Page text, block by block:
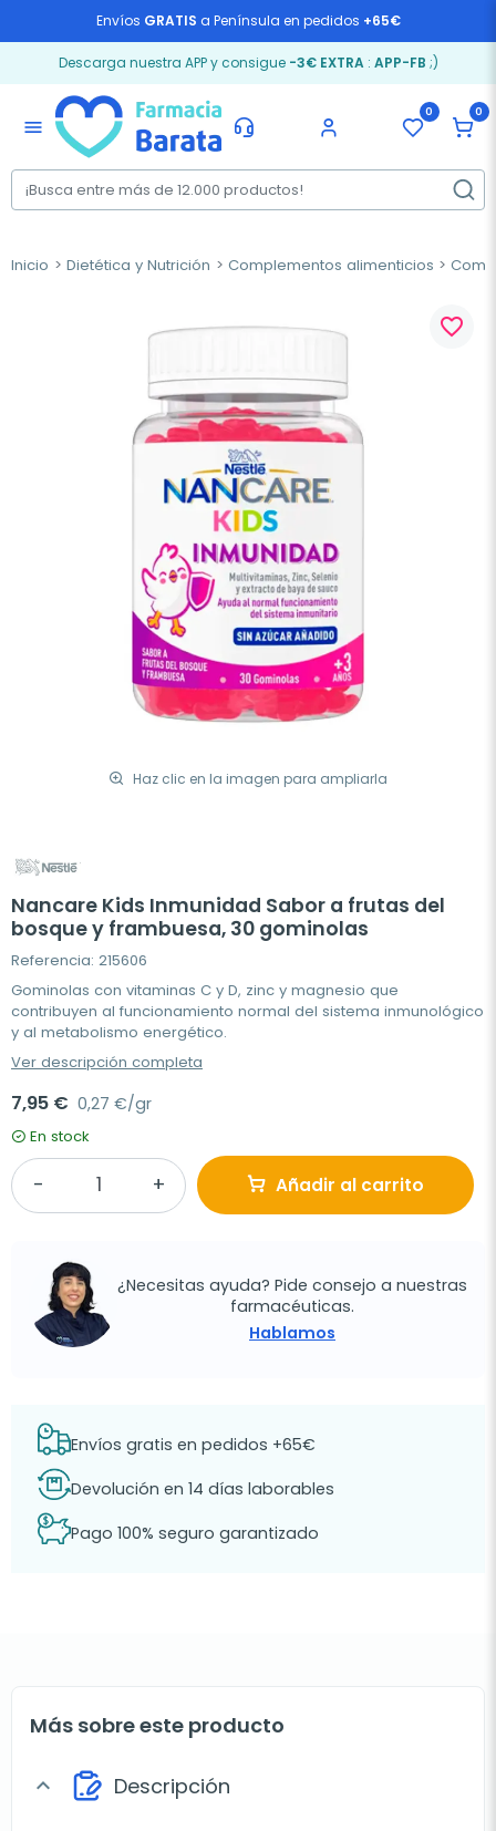
Envíos GRATIS a Península en pedidos +65€
Descarga nuestra APP y consigue -3€ EXTRA: APP-FB ;)
menu
0 0
Inicio Dietética y Nutrición Complementos alimenticios
Haz clic en la imagen para ampliarla
favorite_border
Nancare Kids Inmunidad Sabor a frutas del
bosque y frambuesa, 30 gominolas
Referencia: 215606
Gominolas con vitaminas C y D, zinc y magnesio que
contribuyen al funcionamiento normal del sistema inmunológico
y al metabolismo energético.
Ver descripción completa
7,95 € 0,27 €/gr
En stock
Añadir al carrito
¿Necesitas ayuda? Pide consejo a nuestras
farmacéuticas.
Hablamos
Envíos gratis en pedidos +65€
Devolución en 14 días laborables
Pago 100% seguro garantizado
Más sobre este producto
expand_more Descripción